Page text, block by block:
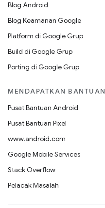
Blog Android
Blog Keamanan Google
Platform di Google Grup
Build di Google Grup
Porting di Google Grup
MENDAPATKAN BANTUAN
Pusat Bantuan Android
Pusat Bantuan Pixel
www.android.com
Google Mobile Services
Stack Overflow
Pelacak Masalah